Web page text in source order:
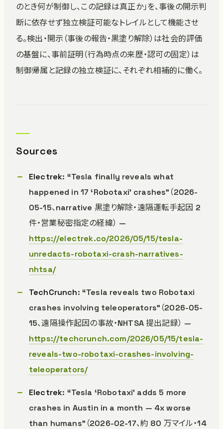
のとき何が制御し、この記録は真正か」を、事後の開示判
断に依存せず独立検証可能なトレイルとして機能させ
る。検出・開示（事後の報告・黒塗り解除）は社会的評価
の基盤に、事前証明（行為時点の来歴・認可の固定）は
制御帰属と記録の独立検証に、それぞれ相補的に働く。
Sources
Electrek: “Tesla finally reveals what
happened in 17 ‘Robotaxi’ crashes”（2026-
05-15、narrative 黒塗り解除・遠隔運転手起因 2
件・営業秘密指定の経緯） —
https://electrek.co/2026/05/15/tesla-
unredacts-robotaxi-crash-narratives-
nhtsa/
TechCrunch: “Tesla reveals two Robotaxi
crashes involving teleoperators”（2026-05-
15、遠隔操作起因の事故・NHTSA 提出記録） —
https://techcrunch.com/2026/05/15/tesla-
reveals-two-robotaxi-crashes-involving-
teleoperators/
Electrek: “Tesla ‘Robotaxi’ adds 5 more
crashes in Austin in a month — 4x worse
than humans”（2026-02-17、約 80 万マイル・14